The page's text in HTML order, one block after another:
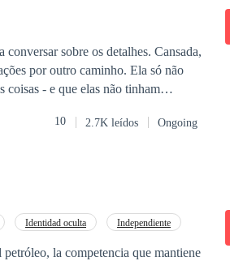
conversar sobre os detalhes. Cansada,
por outro caminho. Ela só não
coisas - e que elas não tinham
10 2.7K leídos Ongoing
Identidad oculta
Independiente
la competencia que mantiene